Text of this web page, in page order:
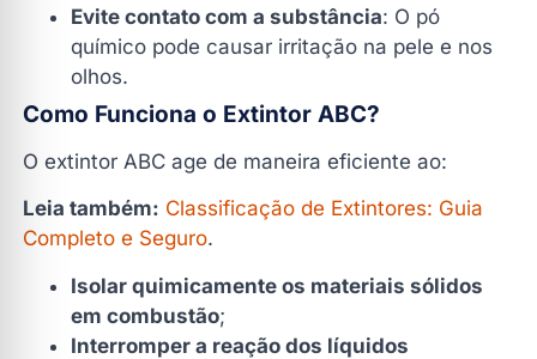
Evite contato com a substância: O pó
químico pode causar irritação na pele e nos
olhos.
Como Funciona o Extintor ABC?
O extintor ABC age de maneira eficiente ao:
Leia também: Classificação de Extintores: Guia
Completo e Seguro.
Isolar quimicamente os materiais sólidos
em combustão;
Interromper a reação dos líquidos